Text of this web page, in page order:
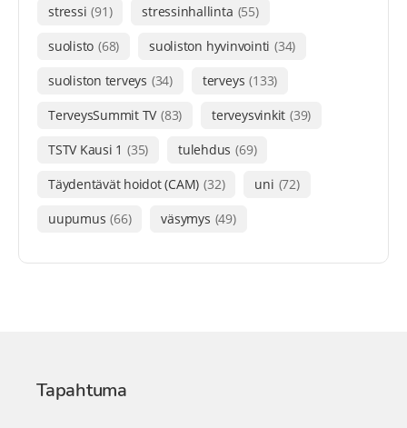
stressi (91) stressinhallinta (55)
suolisto (68) suoliston hyvinvointi (34)
suoliston terveys (34) terveys (133)
TerveysSummit TV (83) terveysvinkit (39)
TSTV Kausi 1 (35) tulehdus (69)
Täydentävät hoidot (CAM) (32) uni (72)
uupumus (66) väsymys (49)
Tapahtuma